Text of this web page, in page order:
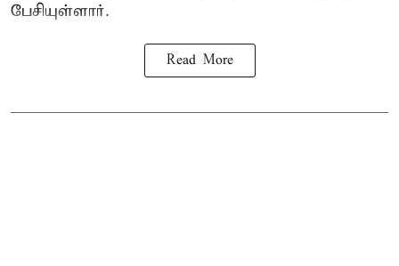
பேசியுள்ளார்.
Read More